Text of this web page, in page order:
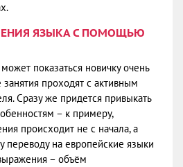
ЯЗЫКА С ПОМОЩЬЮ
показаться новичку очень
проходят с активным
Сразу же придется привыкать
– к примеру,
происходит не с начала, а
переводу на европейские языки
– объём